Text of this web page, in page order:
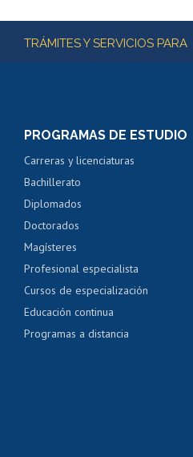
Más información
TRÁMITES Y SERVICIOS PARA
PROGRAMAS DE ESTUDIO
Carreras y licenciaturas
Bachillerato
Diplomados
Doctorados
Magísteres
Profesional especialista
Cursos de especialización
Educación continua
Programas a distancia